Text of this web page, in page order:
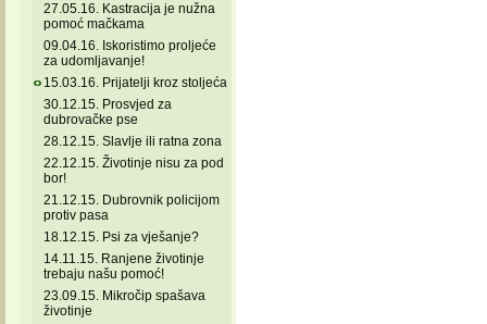
27.05.16. Kastracija je nužna
pomoć mačkama
09.04.16. Iskoristimo proljeće
za udomljavanje!
15.03.16. Prijatelji kroz stoljeća
30.12.15. Prosvjed za
dubrovačke pse
28.12.15. Slavlje ili ratna zona
22.12.15. Životinje nisu za pod
bor!
21.12.15. Dubrovnik policijom
protiv pasa
18.12.15. Psi za vješanje?
14.11.15. Ranjene životinje
trebaju našu pomoć!
23.09.15. Mikročip spašava
životinje